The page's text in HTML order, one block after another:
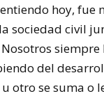
hoy,
sociedad civil
del
otro se suma o